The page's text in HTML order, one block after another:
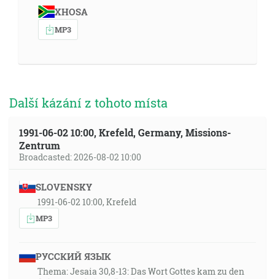
XHOSA
MP3
Další kázání z tohoto místa
1991-06-02 10:00, Krefeld, Germany, Missions-
Zentrum
Broadcasted: 2026-08-02 10:00
SLOVENSKY
1991-06-02 10:00, Krefeld
MP3
РУССКИЙ ЯЗЫК
Thema: Jesaia 30,8-13: Das Wort Gottes kam zu den